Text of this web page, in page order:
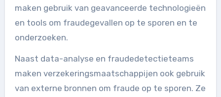
maken gebruik van geavanceerde technologieën
en tools om fraudegevallen op te sporen en te
onderzoeken.
Naast data-analyse en fraudedetectieteams
maken verzekeringsmaatschappijen ook gebruik
van externe bronnen om fraude op te sporen. Ze